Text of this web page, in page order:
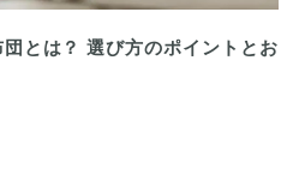
とは？ 選び方のポイントとお